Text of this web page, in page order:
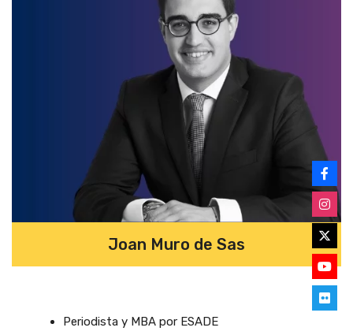
Joan Muro de Sas
Periodista y MBA por ESADE